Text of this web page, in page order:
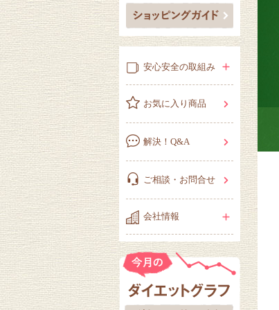
安心安全の取組み
お気に入り商品
解決！Q&A
ご相談・お問合せ
会社情報